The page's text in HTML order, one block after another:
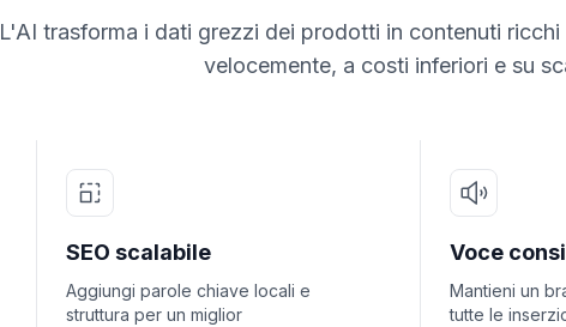
L'AI trasforma i dati grezzi dei prodotti in contenuti ricchi
velocemente, a costi inferiori e su
SEO scalabile
Aggiungi parole chiave locali e
struttura per un miglior
Voce
Mantieni un
tutte le